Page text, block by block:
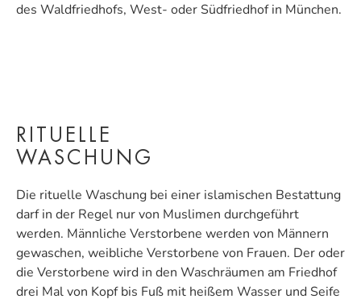
des Waldfriedhofs, West- oder Südfriedhof in München.
RITUELLE
WASCHUNG
Die rituelle Waschung bei einer islamischen Bestattung
darf in der Regel nur von Muslimen durchgeführt
werden. Männliche Verstorbene werden von Männern
gewaschen, weibliche Verstorbene von Frauen. Der oder
die Verstorbene wird in den Waschräumen am Friedhof
drei Mal von Kopf bis Fuß mit heißem Wasser und Seife